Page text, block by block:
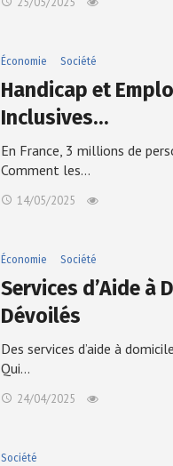
Économie Société
Handicap et
Inclusives…
En France, 3 millions de
Comment les…
14/05/2025
Économie Société
Services d’Aide à
Dévoilés
Des services d’aide à
Qui…
24/04/2025
Société